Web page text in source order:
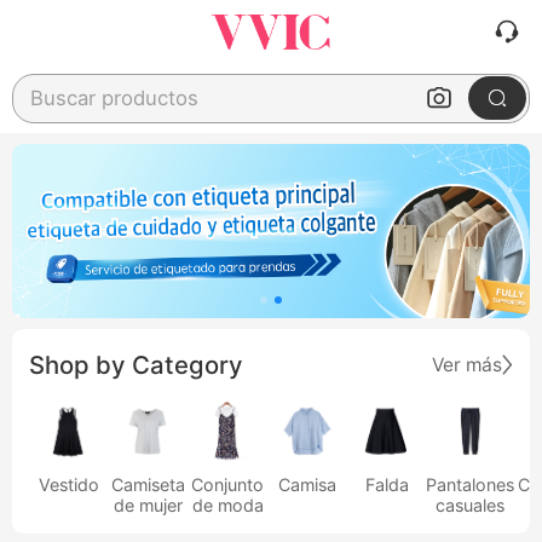
Buscar productos
Shop by Category Ver más
Vestido
Camiseta
de mujer
Conjunto
de moda
Camisa Falda
Pantalones
casuales